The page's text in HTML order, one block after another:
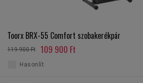
Toorx BRX-55 Comfort szobakerékpár
119 900 Ft 109 900 Ft
Hasonlít